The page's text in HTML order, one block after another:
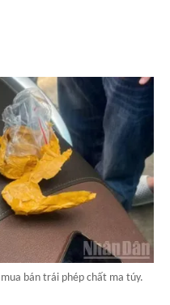
bán trái phép chất ma túy.